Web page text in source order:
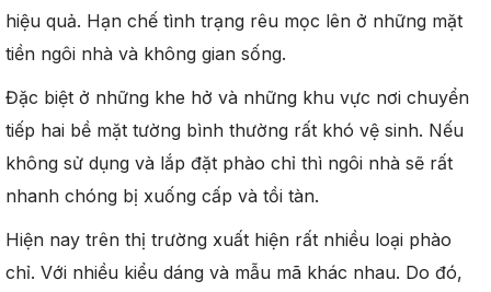
hiệu quả. Hạn chế tình trạng rêu mọc lên ở những mặt
tiền ngôi nhà và không gian sống.
Đặc biệt ở những khe hở và những khu vực nơi chuyển
tiếp hai bề mặt tường bình thường rất khó vệ sinh. Nếu
không sử dụng và lắp đặt phào chỉ thì ngôi nhà sẽ rất
nhanh chóng bị xuống cấp và tồi tàn.
Hiện nay trên thị trường xuất hiện rất nhiều loại phào
chỉ. Với nhiều kiểu dáng và mẫu mã khác nhau. Do đó,